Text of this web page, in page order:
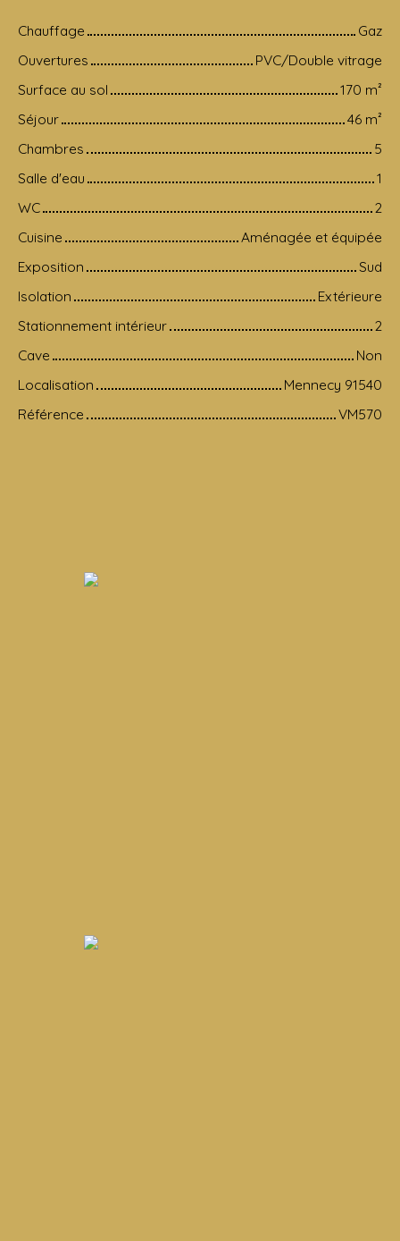
Chauffage
Gaz
Ouvertures
PVC/Double vitrage
Surface au sol
170 m²
Séjour
46 m²
Chambres
5
Salle d'eau
1
WC
2
Cuisine
Aménagée et équipée
Exposition
Sud
Isolation
Extérieure
Stationnement intérieur
2
Cave
Non
Localisation
Mennecy 91540
Référence
VM570